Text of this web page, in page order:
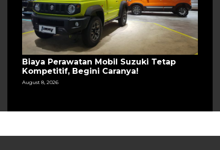
Biaya Perawatan Mobil Suzuki Tetap
Kompetitif, Begini Caranya!
August 8, 2026